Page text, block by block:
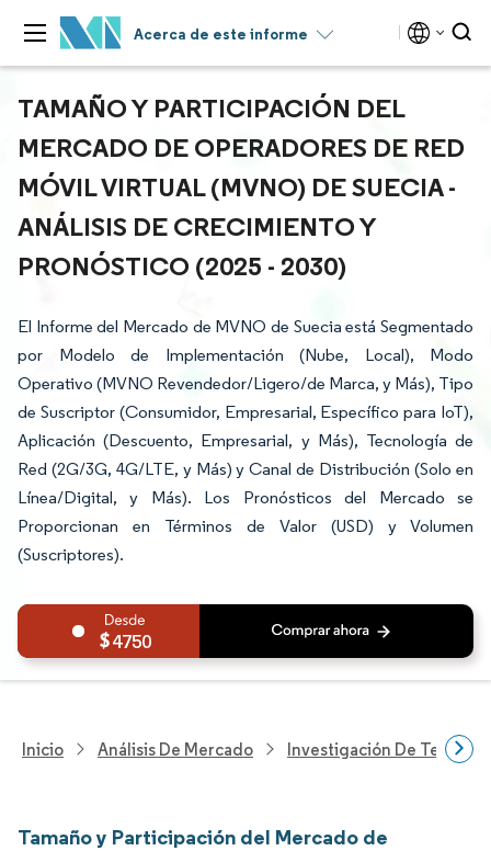
Acerca de este informe
TAMAÑO Y PARTICIPACIÓN DEL
MERCADO DE OPERADORES DE RED
MÓVIL VIRTUAL (MVNO) DE SUECIA -
ANÁLISIS DE CRECIMIENTO Y
PRONÓSTICO (2025 - 2030)
El Informe del Mercado de MVNO de Suecia está Segmentado
por Modelo de Implementación (Nube, Local), Modo
Operativo (MVNO Revendedor/Ligero/de Marca, y Más), Tipo
de Suscriptor (Consumidor, Empresarial, Específico para IoT),
Aplicación (Descuento, Empresarial, y Más), Tecnología de
Red (2G/3G, 4G/LTE, y Más) y Canal de Distribución (Solo en
Línea/Digital, y Más). Los Pronósticos del Mercado se
Proporcionan en Términos de Valor (USD) y Volumen
(Suscriptores).
4750
Inicio Análisis De Mercado Investigación De
Tamaño y Participación del Mercado de